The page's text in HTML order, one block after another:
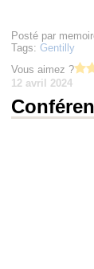
Posté par
Tags: Gentilly
Vous aimez ?
12 avril 2024